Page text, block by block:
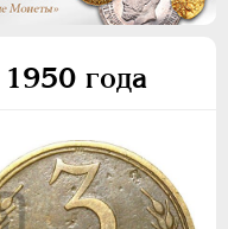
года